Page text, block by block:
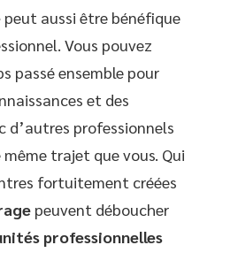
peut aussi être bénéfique
Vous pouvez
passé ensemble pour
et des
d’autres professionnels
trajet que vous. Qui
fortuitement créées
peuvent déboucher
professionnelles